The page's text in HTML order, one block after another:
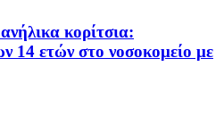
κορίτσια:
14 ετών στο νοσοκομείο με